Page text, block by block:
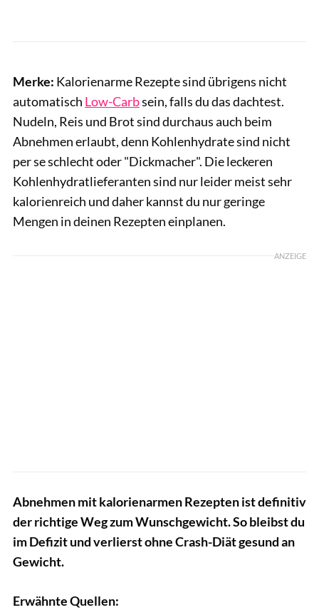
Merke: Kalorienarme Rezepte sind übrigens nicht
automatisch Low-Carbsein, falls du das dachtest.
Nudeln, Reis und Brot sind durchaus auch beim
Abnehmen erlaubt, denn Kohlenhydrate sind nicht
per se schlecht oder "Dickmacher". Die leckeren
Kohlenhydratlieferanten sind nur leider meist sehr
kalorienreich und daher kannst du nur geringe
Mengen in deinen Rezepten einplanen.
ANZEIGE
Abnehmen mit kalorienarmen Rezepten ist definitiv
der richtige Weg zum Wunschgewicht. So bleibst du
im Defizit und verlierst ohne Crash-Diät gesund an
Gewicht.
Erwähnte Quellen: